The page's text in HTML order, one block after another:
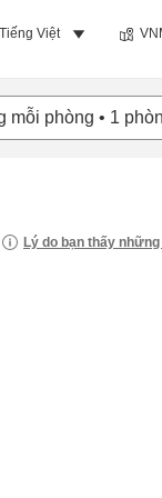
Tiếng Việt
mỗi phòng • 1
Lý do bạn thấy